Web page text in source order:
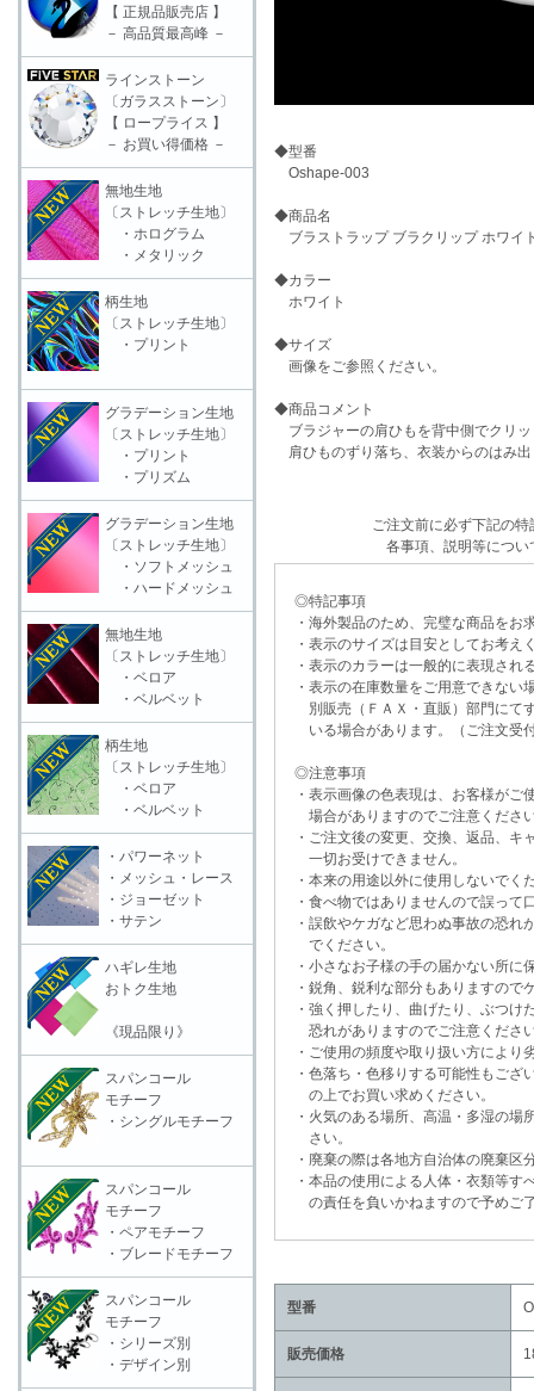
◆型番
Oshape-003
◆商品名
ブラストラップ ブラクリップ ホワイ
◆カラー
ホワイト
◆サイズ
画像をご参照ください。
◆商品コメント
ブラジャーの肩ひもを背中側でクリ
肩ひものずり落ち、衣装からのはみ
ご注文前に必ず下記の
各事項、説明等につい
◎特記事項
・海外製品のため、完璧な商品をお
・表示のサイズは目安としてお考え
・表示のカラーは一般的に表現され
・表示の在庫数量をご用意できな
別販売（ＦＡＸ・直販）部門にて
いる場合があります。（ご注文受
◎注意事項
・表示画像の色表現は、お客様がご
場合がありますのでご注意くださ
・ご注文後の変更、交換、返品、キ
一切お受けできません。
・本来の用途以外に使用しないでく
・食べ物ではありませんので誤って
・誤飲やケガなど思わぬ事故の恐れ
でください。
・小さなお子様の手の届かない所に
・鋭角、鋭利な部分もありますので
・強く押したり、曲げたり、ぶつけ
恐れがありますのでご注意くださ
・ご使用の頻度や取り扱い方により
・色落ち・色移りする可能性もござ
の上でお買い求めください。
・火気のある場所、高温・多湿の場
さい。
・廃棄の際は各地方自治体の廃棄区
・本品の使用による人体・衣類等す
の責任を負いかねますので予めご
型番
販売価格
【 正規品販売店 】
－ 高品質最高峰 －
ラインストーン
〔ガラスストーン〕
【 ロープライス 】
－ お買い得価格 －
無地生地
〔ストレッチ生地〕
・ホログラム
・メタリック
柄生地
〔ストレッチ生地〕
・プリント
グラデーション生地
〔ストレッチ生地〕
・プリント
・プリズム
グラデーション生地
〔ストレッチ生地〕
・ソフトメッシュ
・ハードメッシュ
無地生地
〔ストレッチ生地〕
・ベロア
・ベルベット
柄生地
〔ストレッチ生地〕
・ベロア
・ベルベット
・パワーネット
・メッシュ・レース
・ジョーゼット
・サテン
ハギレ生地
おトク生地
《現品限り》
スパンコール
モチーフ
・シングルモチーフ
スパンコール
モチーフ
・ペアモチーフ
・ブレードモチーフ
スパンコール
モチーフ
・シリーズ別
・デザイン別